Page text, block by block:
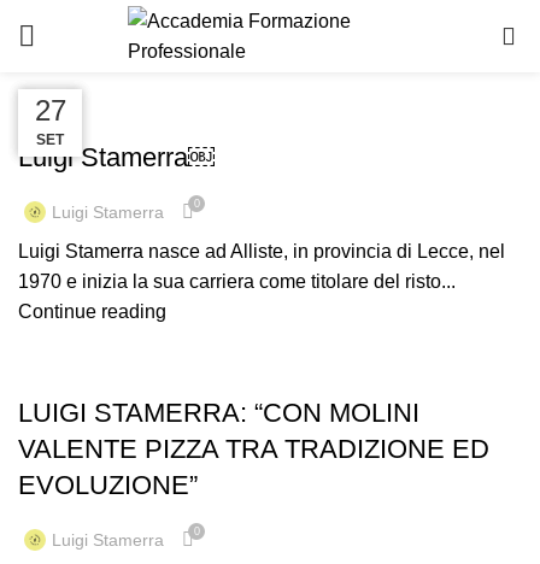
Blog
27
SET
AFP
Luigi Stamerra￼
Luigi Stamerra 0
Luigi Stamerra nasce ad Alliste, in provincia di Lecce, nel
1970 e inizia la sua carriera come titolare del risto...
Continue reading
27
SET
LUIGI STAMERRA: “CON MOLINI
VALENTE PIZZA TRA TRADIZIONE ED
EVOLUZIONE”
Luigi Stamerra 0
27
SET